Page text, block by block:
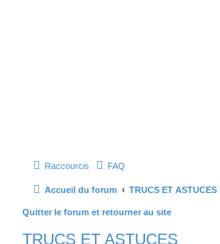
Raccourcis FAQ
Accueil du forum TRUCS ET ASTUCES
Quitter le forum et retourner au site
TRUCS ET ASTUCES